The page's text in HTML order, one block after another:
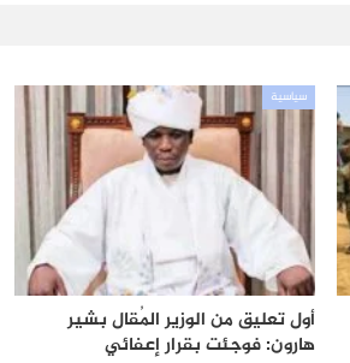
سياسية
أول تعليق من الوزير المُقال بشير
هارون: فوجئت بقرار إعفائي